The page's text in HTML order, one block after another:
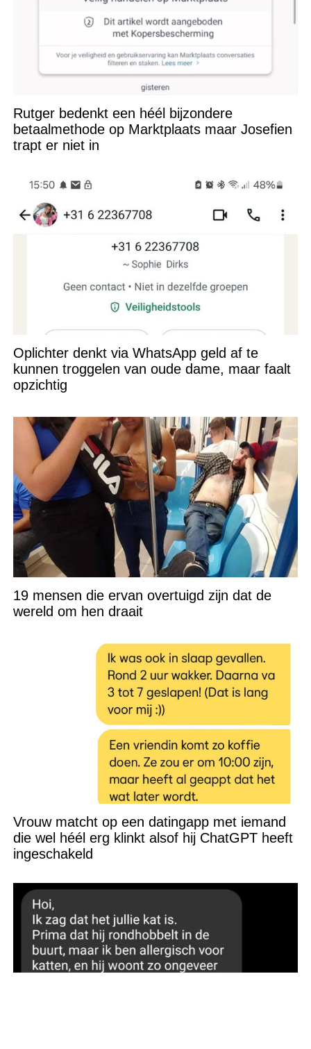
Rutger bedenkt een héél bijzondere
betaalmethode op Marktplaats maar Josefien
trapt er niet in
Oplichter denkt via WhatsApp geld af te
kunnen troggelen van oude dame, maar faalt
opzichtig
19 mensen die ervan overtuigd zijn dat de
wereld om hen draait
Vrouw matcht op een datingapp met iemand
die wel héél erg klinkt alsof hij ChatGPT heeft
ingeschakeld